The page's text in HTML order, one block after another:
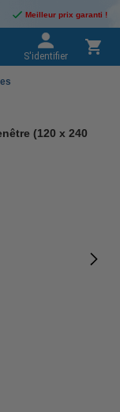
Meilleur prix garanti !
S'identifier
(120 x 240